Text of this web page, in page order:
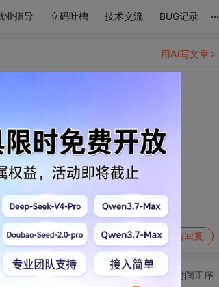
业指导 立码吐槽 技术交流 BUG记录 ...
太阳和月亮
举报 写回复
用AI写文章
切换为时间正序